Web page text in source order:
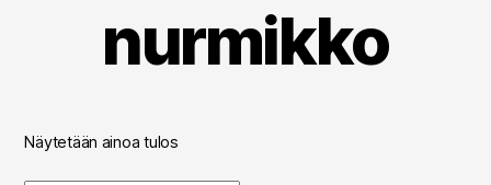
nurmikko
Näytetään ainoa tulos